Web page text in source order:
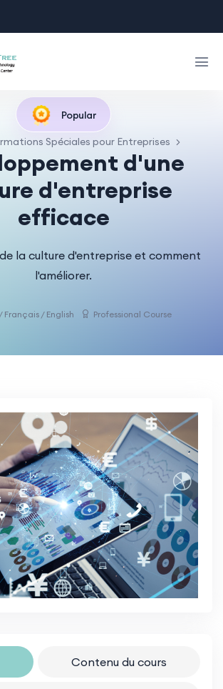
Popular
Spéciales pour Entreprises
d'une
d'entreprise
efficace
la culture d'entreprise et comment
l'améliorer.
Français / English Professional Course
Contenu du cours